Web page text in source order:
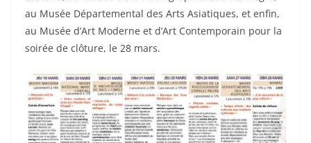
au Musée Départemental des Arts Asiatiques, et enfin,
au Musée d’Art Moderne et d’Art Contemporain pour la
soirée de clôture, le 28 mars.